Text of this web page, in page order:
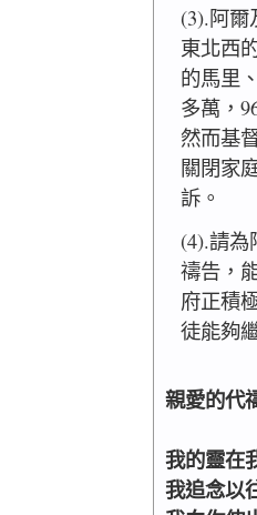
(3).阿
東北西
的馬里
多萬，
然而基
關閉家
訴。
(4).請
禱告，
府正積
徒能夠
親愛的代
我的靈在
我追念以